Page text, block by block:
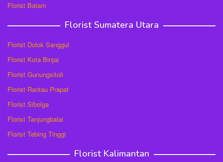
Florist Batam
Florist Sumatera Utara
Florist Dolok Sanggul
Florist Kota Binjai
Florist Gunungsitoli
Florist Rantau Prapat
Florist Sibolga
Florist Tanjungbalai
Florist Tebing Tinggi
Florist Kalimantan